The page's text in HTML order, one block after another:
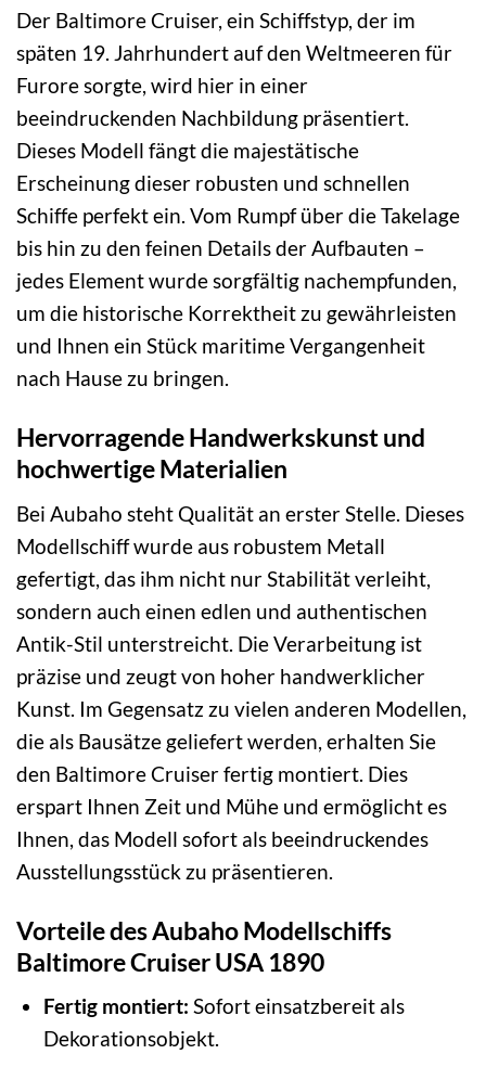
Der Baltimore Cruiser, ein Schiffstyp, der im
späten 19. Jahrhundert auf den Weltmeeren für
Furore sorgte, wird hier in einer
beeindruckenden Nachbildung präsentiert.
Dieses Modell fängt die majestätische
Erscheinung dieser robusten und schnellen
Schiffe perfekt ein. Vom Rumpf über die Takelage
bis hin zu den feinen Details der Aufbauten –
jedes Element wurde sorgfältig nachempfunden,
um die historische Korrektheit zu gewährleisten
und Ihnen ein Stück maritime Vergangenheit
nach Hause zu bringen.
Hervorragende Handwerkskunst und
hochwertige Materialien
Bei Aubaho steht Qualität an erster Stelle. Dieses
Modellschiff wurde aus robustem Metall
gefertigt, das ihm nicht nur Stabilität verleiht,
sondern auch einen edlen und authentischen
Antik-Stil unterstreicht. Die Verarbeitung ist
präzise und zeugt von hoher handwerklicher
Kunst. Im Gegensatz zu vielen anderen Modellen,
die als Bausätze geliefert werden, erhalten Sie
den Baltimore Cruiser fertig montiert. Dies
erspart Ihnen Zeit und Mühe und ermöglicht es
Ihnen, das Modell sofort als beeindruckendes
Ausstellungsstück zu präsentieren.
Vorteile des Aubaho Modellschiffs
Baltimore Cruiser USA 1890
Fertig montiert: Sofort einsatzbereit als
Dekorationsobjekt.